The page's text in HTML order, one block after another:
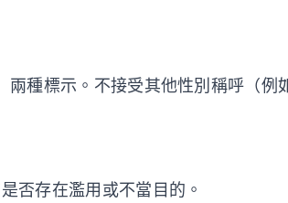
種標示。不接受其他性別稱呼（例
否存在濫用或不當目的。